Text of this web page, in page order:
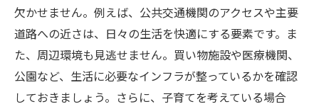
欠かせません。例えば、公共交通機関のアクセスや主要
道路への近さは、日々の生活を快適にする要素です。ま
た、周辺環境も見逃せません。買い物施設や医療機関、
公園など、生活に必要なインフラが整っているかを確認
しておきましょう。さらに、子育てを考えている場合